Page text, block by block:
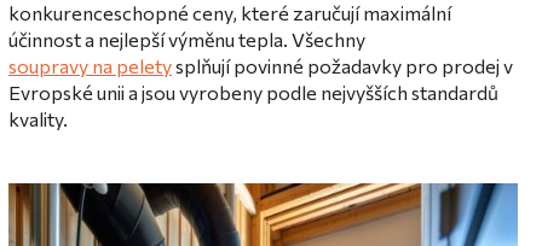
konkurenceschopné ceny, které zaručují maximální
účinnost a nejlepší výměnu tepla. Všechny
soupravy na peletysplňují povinné požadavky pro prodej v
Evropské unii a jsou vyrobeny podle nejvyšších standardů
kvality.